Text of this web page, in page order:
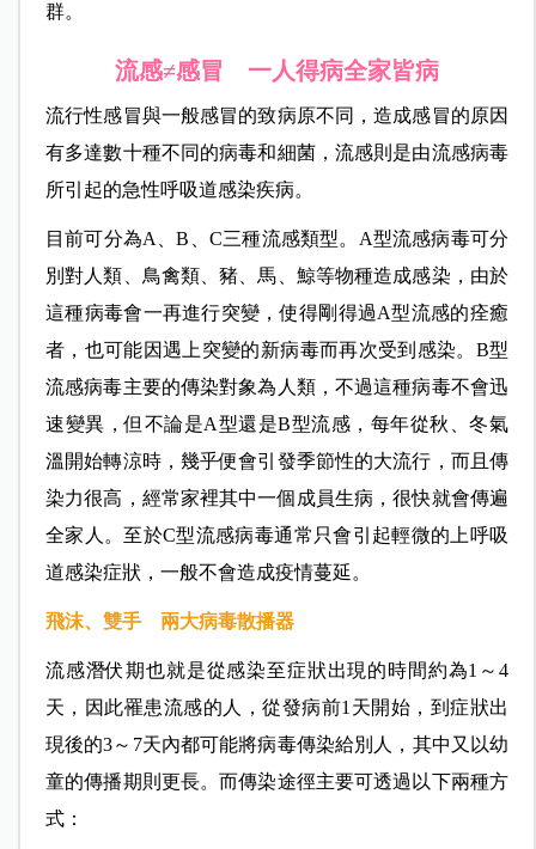
群。
流感≠感冒 一人得病全家皆病
流行性感冒與一般感冒的致病原不同，造成感冒的原因
有多達數十種不同的病毒和細菌，流感則是由流感病毒
所引起的急性呼吸道感染疾病。
目前可分為A、B、C三種流感類型。A型流感病毒可分
別對人類、鳥禽類、豬、馬、鯨等物種造成感染，由於
這種病毒會一再進行突變，使得剛得過A型流感的痊癒
者，也可能因遇上突變的新病毒而再次受到感染。B型
流感病毒主要的傳染對象為人類，不過這種病毒不會迅
速變異，但不論是A型還是B型流感，每年從秋、冬氣
溫開始轉涼時，幾乎便會引發季節性的大流行，而且傳
染力很高，經常家裡其中一個成員生病，很快就會傳遍
全家人。至於C型流感病毒通常只會引起輕微的上呼吸
道感染症狀，一般不會造成疫情蔓延。
飛沫、雙手 兩大病毒散播器
流感潛伏期也就是從感染至症狀出現的時間約為1～4
天，因此罹患流感的人，從發病前1天開始，到症狀出
現後的3～7天內都可能將病毒傳染給別人，其中又以幼
童的傳播期則更長。而傳染途徑主要可透過以下兩種方
式：